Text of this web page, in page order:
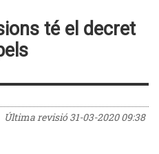
té el decret
Última revisió31-03-2020 09:38